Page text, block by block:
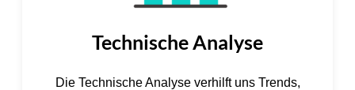
Technische Analyse
Die Technische Analyse verhilft uns Trends,